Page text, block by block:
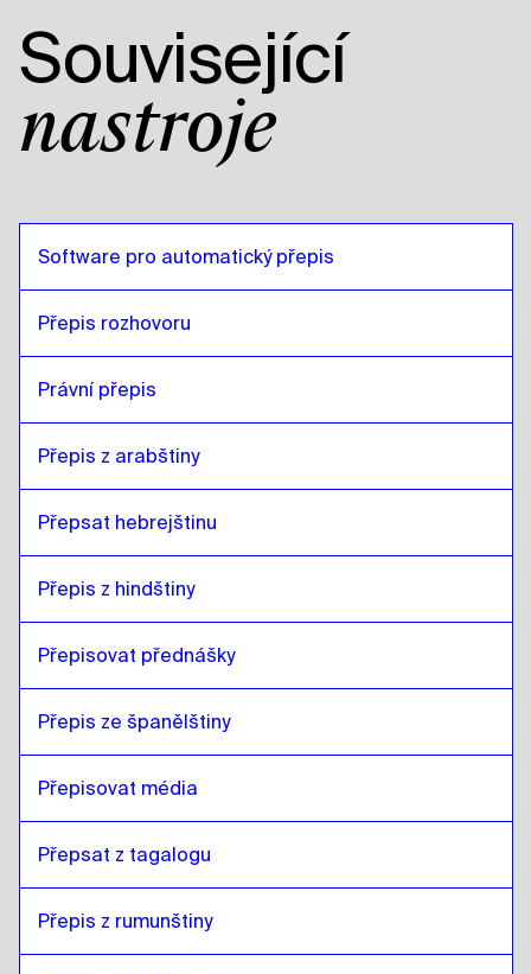
Související
nástroje
Software pro automatický přepis
Přepis rozhovoru
Právní přepis
Přepis z arabštiny
Přepsat hebrejštinu
Přepis z hindštiny
Přepisovat přednášky
Přepis ze španělštiny
Přepisovat média
Přepsat z tagalogu
Přepis z rumunštiny